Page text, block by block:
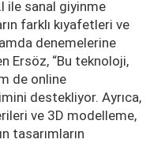
ile sanal giyinme
farklı kıyafetleri ve
denemelerine
Ersöz, “Bu teknoloji,
de online
destekliyor. Ayrıca,
ve 3D modelleme,
tasarımların